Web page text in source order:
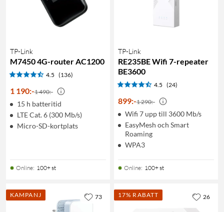
TP-Link
M7450 4G-router AC1200
4.5 (136)
1 190:-1 490:-
15 h batteritid
LTE Cat. 6 (300 Mb/s)
Micro-SD-kortplats
Online: 100+ st
TP-Link
RE235BE Wifi 7-repeater
BE3600
4.5 (24)
899:-1 290:-
Wifi 7 upp till 3600 Mb/s
EasyMesh och Smart
Roaming
WPA3
Online: 100+ st
KAMPANJ 73 17% RABATT 26